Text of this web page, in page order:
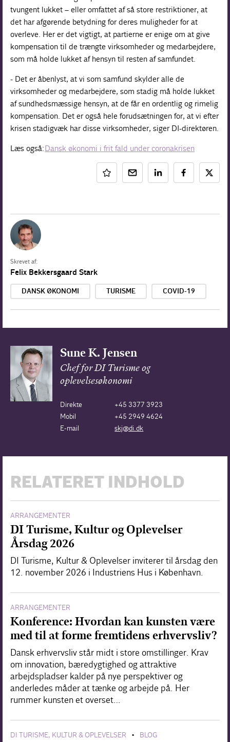
tvungent lukket – eller omfattet af så store restriktioner, at
det har afgørende betydning for deres muligheder for at
overleve. Her er det vigtigt, at partierne er enige om at give
kompensation til de trængte virksomheder og medarbejdere,
som må holde lukket af hensyn til resten af samfundet.
- Det er åbenlyst, at vi som samfund skylder alle de
virksomheder og medarbejdere, som stadig må holde lukket
af sundhedsmæssige hensyn, at de får en ordentlig og rimelig
kompensation. Det er også hele forudsætningen for, at vi efter
krisen stadigvæk har disse virksomheder, siger DI-direktøren.
Læs også:Dansk økonomi i frit fald under coronakrisen
Skrevet af:
Felix Bekkersgaard Stark
DANSK ØKONOMI TURISME COVID-19
Sune K. Jensen
Chef for DI Turisme og
oplevelsesøkonomi
Direkte
+45 3377 3923
Mobil
+45 2949 4624
E-mail
skj@di.dk
RELATERET INDHOLD
ARRANGEMENTER
DI Turisme, Kultur og Oplevelser
Årsdag 2026
DI Turisme, Kultur & Oplevelser inviterer til årsdag den
12. november 2026 i Industriens Hus i København.
ARRANGEMENTER
Konference: Hvordan kan kunsten være
med til at forme fremtidens erhvervsliv?
Dansk erhvervsliv står midt i store omstillinger. Krav
om innovation, bæredygtighed og attraktive
arbejdspladser kalder på nye perspektiver og
anderledes måder at tænke og arbejde på. Her
rummer kunsten et overset…
DI TURISME, KULTUR & OPLEVELSER • BLOG